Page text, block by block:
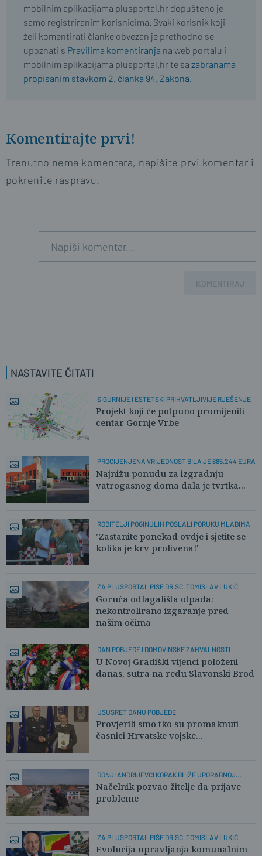
mobilnim aplikacijama plusportal.hr dopušteno je
samo registriranim korisnicima. Svaki korisnik koji
želi komentirati članke obvezan je prethodno se
upoznati s Pravilima komentiranja na web portalu i
mobilnim aplikacijama plusportal.hr te sa zabranama
propisanim stavkom 2. članka 94. Zakona.
Komentirajte prvi!
Trenutno nema komentara, napišite prvi komentar i
pokrenite raspravu.
KOMENTIRAJ
NASTAVITE ČITATI
SIGURNIJE I ESTETSKI PRIHVATLJIVIJE RJEŠENJE
Projekt koji će potpuno promijeniti
centar Gornje Vrbe
PROCIJENJENA VRIJEDNOST BILA JE 885.244 EURA
Najnižu ponudu za izgradnju
vatrogasnog doma dala je tvrtka...
RODITELJI POGINULIH POSLALI PORUKU MLADIMA
'Zastanite ponekad ovdje i sjetite se
kolika je krv prolivena!'
ZA PLUSPORTAL PIŠE DR.SC. TOMISLAV LUKIĆ
Goruća odlagališta otpada:
nekontrolirano izgaranje pred
našim očima
DAN POBJEDE I DOMOVINSKE ZAHVALNOSTI
U Novoj Gradiški vijenci položeni
danas, sutra na redu Slavonski Brod
USUSRET DANU POBJEDE
Provjerili smo tko su promaknuti
časnici Hrvatske vojske...
DONJI ANDRIJEVCI KORAK BLIŽE UPORABNOJ
DOZVOLI
Načelnik pozvao žitelje da prijave
probleme
ZA PLUSPORTAL PIŠE DR.SC. TOMISLAV LUKIĆ
Evolucija upravljanja komunalnim